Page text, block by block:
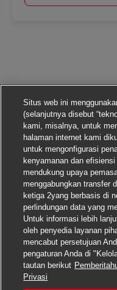
Situs web ini
(selanjutnya disebut
kami, misalnya, untuk
halaman internet kami
untuk mengonfigurasi
kenyamanan dan
mendukung upaya
menggabungkan transfer
ketiga 2yang berbasis di
perlindungan data yang
Untuk informasi lebih
oleh penyedia layanan
mencabut persetujuan
pengaturan Anda di
tautan berikut
Privasi